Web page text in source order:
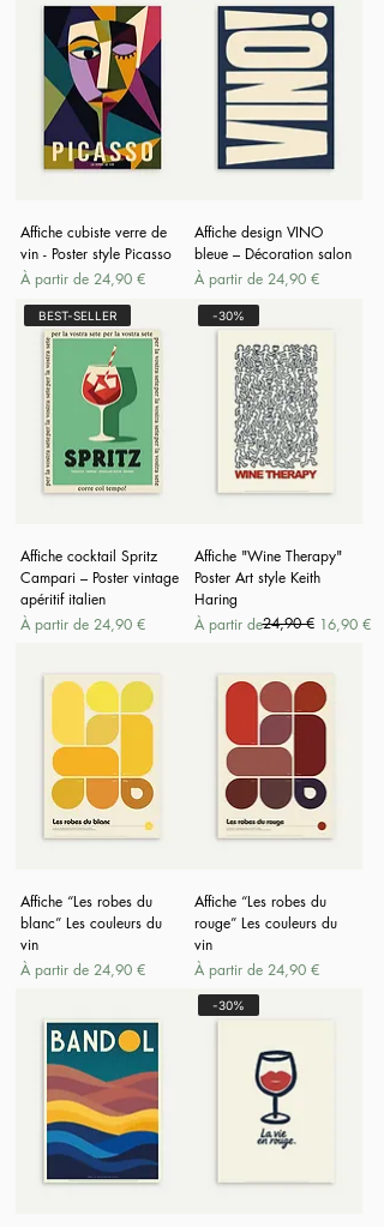
Affiche cubiste verre de
vin - Poster style Picasso
À partir de 24,90 €
Prix promotionnel
Affiche design VINO
bleue – Décoration salon
À partir de 24,90 €
Prix promotionnel
BEST-SELLER
Affiche cocktail Spritz
Campari – Poster vintage
apéritif italien
À partir de 24,90 €
Prix promotionnel
-30%
Affiche "Wine Therapy"
Poster Art style Keith
Haring
À partir de
Prix original24,90 € 16,90 €
Prix promotionnel
Affiche “Les robes du
blanc” Les couleurs du
vin
À partir de 24,90 €
Prix promotionnel
Affiche “Les robes du
rouge” Les couleurs du
vin
À partir de 24,90 €
Prix promotionnel
-30%